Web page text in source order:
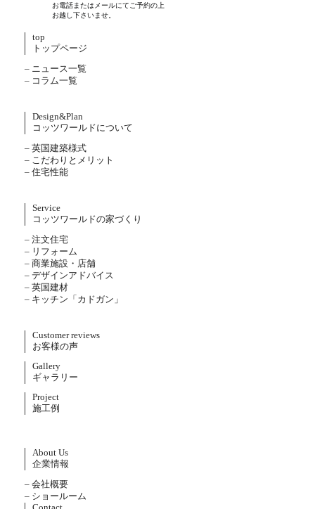
お電話またはメールにてご予約の上
お越し下さいませ。
top
トップページ
– ニュース一覧
– コラム一覧
Design&Plan
コッツワールドについて
– 英国建築様式
– こだわりとメリット
– 住宅性能
Service
コッツワールドの家づくり
– 注文住宅
– リフォーム
– 商業施設・店舗
– デザインアドバイス
– 英国建材
– キッチン「カドガン」
Customer reviews
お客様の声
Gallery
ギャラリー
Project
施工例
About Us
企業情報
– 会社概要
– ショールーム